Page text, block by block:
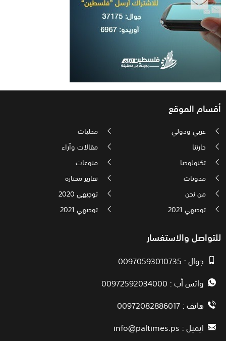
أقسام الموقع
عربي ودولي
محليات
حارتنا
مقالات وآراء
تكنولوجيا
منوعات
مدونات
تقارير مختارة
من نحن
توجيهي 2020
توجيهي 2021
توجيهي 2021
للتواصل والاستفسار
جوال : 00970593010735
واتس أب : 00972592034000
هاتف : 00972082886017
ايميل :info@paltimes.ps